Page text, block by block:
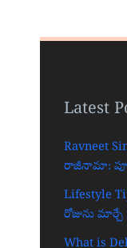
Latest
Ravneet
రాజీనామా:
Lifestyle
రోజును మార్చే
What is